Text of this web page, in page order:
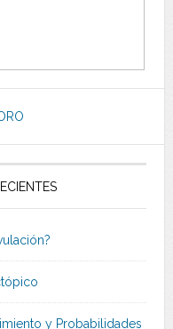
y Probabilidades